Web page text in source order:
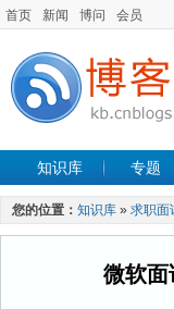
首页 新闻 博问 会员
知识库 专题
手机开发 软件工
最新文章
您的位置： 知识库 » 求职面
微软面